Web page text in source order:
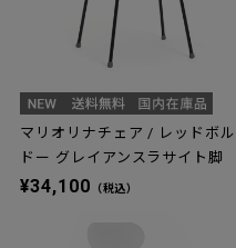
マリオリナチェア / レッドボル
ドー グレイアンスラサイト脚
¥34,100 （税込）